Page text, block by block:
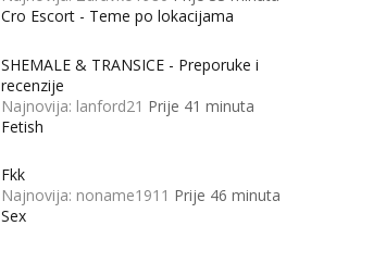
Cro Escort - Teme po lokacijama
SHEMALE & TRANSICE - Preporuke i
recenzije
Najnovija: lanford21 Prije 41 minuta
Fetish
Fkk
Najnovija: noname1911 Prije 46 minuta
Sex